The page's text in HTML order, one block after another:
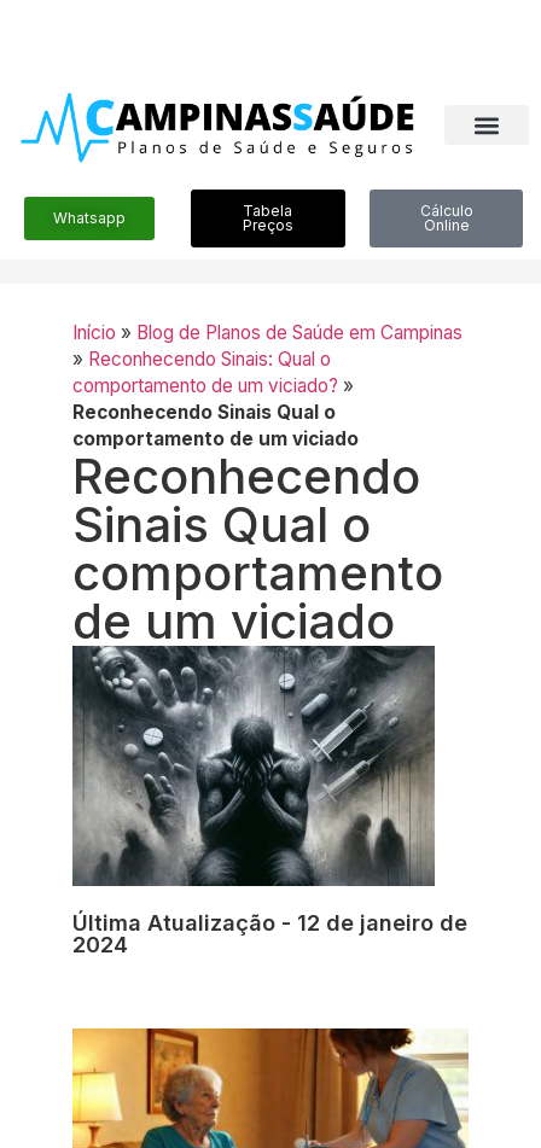
Whatsapp
Tabela
Preços
Cálculo
Online
Início » Blog de Planos de Saúde em Campinas
» Reconhecendo Sinais: Qual o
comportamento de um viciado? »
Reconhecendo Sinais Qual o
comportamento de um viciado
Reconhecendo
Sinais Qual o
comportamento
de um viciado
Última Atualização - 12 de janeiro de
2024